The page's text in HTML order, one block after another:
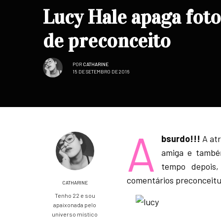
Lucy Hale apaga
de preconceito
POR CATHARINE
15 DE SETEMBRO DE 2016
CATHARINE
Tenho 22 e sou
apaixonada pelo
universo místico
A bsurdo!!! A
amiga e
tempo
comentários